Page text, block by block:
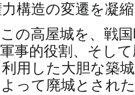
構造の変遷を凝
の高屋城を、戦
事的役割、そし
用した大胆な築
って廃城とされ